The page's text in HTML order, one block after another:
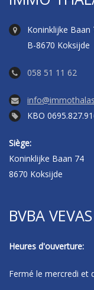
Koninklijke Baan
B-8670 Koksijde
058 51 11 62
KBO
Siège:
Koninklijke Baan 74
8670 Koksijde
BVBA VEVAS
Heures d'ouverture:
Fermé le mercredi et